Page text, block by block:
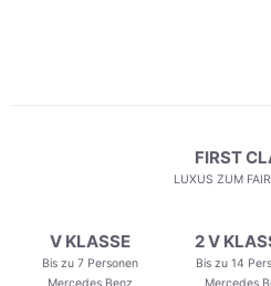
FIRST
LUXUS ZUM
V KLASSE
Bis zu 7 Personen
Mercedes Benz
2 V
Bis zu 14
Mercedes